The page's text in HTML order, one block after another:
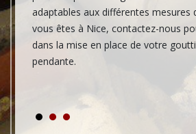
adaptables aux différentes mesures
vous êtes à Nice, contactez-nous
dans la mise en place de votre
pendante.